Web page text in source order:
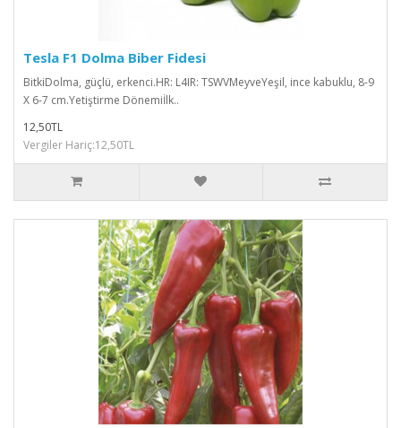
Tesla F1 Dolma Biber Fidesi
BitkiDolma, güçlü, erkenci.HR: L4IR: TSWVMeyveYeşil, ince kabuklu, 8-9
X 6-7 cm.Yetiştirme Dönemiİlk..
12,50TL
Vergiler Hariç:12,50TL